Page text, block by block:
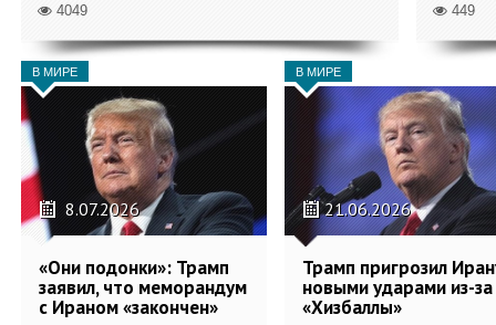
4049 449
В МИРЕ
8.07.2026
«Они подонки»: Трамп
заявил, что меморандум
с Ираном «закончен»
В МИРЕ
21.06.2026
Трамп пригрозил
новыми ударами из-за
«Хизбаллы»